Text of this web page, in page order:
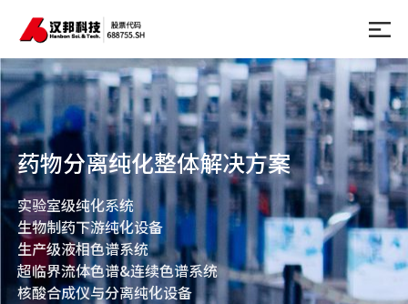
药物分离纯化整体解决方案
实验室级纯化系统
生物制药下游纯化设备
生产级液相色谱系统
超临界流体色谱&连续色谱系统
核酸合成仪与分离纯化设备